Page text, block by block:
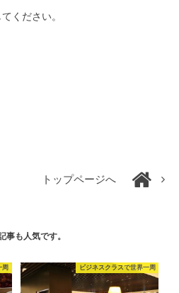
ください。
トップページへ
事も人気です。
周 ビジネスクラスで世界一周